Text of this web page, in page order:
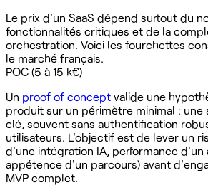
Le prix d'un SaaS dépend surtout du
fonctionnalités critiques et de la
orchestration. Voici les fourchettes
le marché français.
POC (5 à 15 k€)
Un proof of concept valide une
produit sur un périmètre minimal :
clé, souvent sans authentification
utilisateurs. L'objectif est de lever un
d'une intégration IA, performance d'un
appétence d'un parcours) avant
MVP complet.